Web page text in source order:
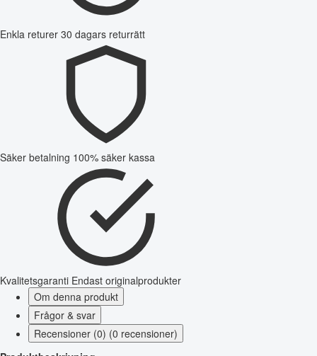
Enkla returer 30 dagars returrätt
Säker betalning 100% säker kassa
Kvalitetsgaranti Endast originalprodukter
Om denna produkt
Frågor & svar
Recensioner (0) (0 recensioner)